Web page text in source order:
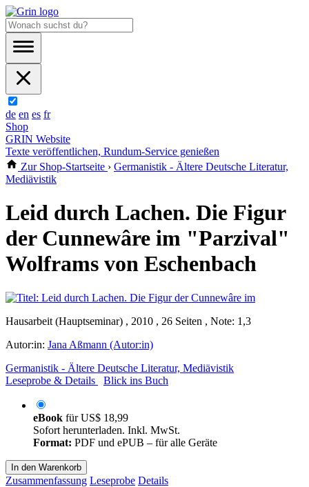
de en es fr
Shop
GRIN Website
Texte veröffentlichen, Rundum-Service genießen
Zur Shop-Startseite › Germanistik - Ältere Deutsche Literatur,
Mediävistik
Leid durch Lachen. Die Figur
der Cunnewâre im "Parzival"
Wolframs von Eschenbach
Hausarbeit (Hauptseminar) , 2010 , 26 Seiten , Note: 1,3
Autor:in: Jana Aßmann (Autor:in)
Germanistik - Ältere Deutsche Literatur, Mediävistik
Leseprobe & Details
Blick ins Buch
eBook fürUS$ 18,99
Sofort herunterladen. Inkl. MwSt.
Format: PDF und ePUB – für alle Geräte
In den Warenkorb
Zusammenfassung Leseprobe Details